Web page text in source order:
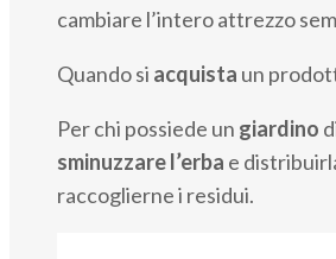
cambiare l’intero attrezzo
Quando si acquista un
Per chi possiede un giardino
sminuzzare l’erba e
raccoglierne i residui.